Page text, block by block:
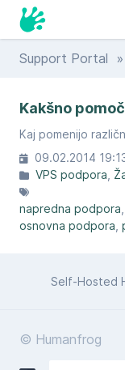
Support Portal »
Kakšno
Kaj pomenijo
09.02.2014
VPS podpora
napredna podpora
osnovna podpora
Self-Hosted
© Humanfrog